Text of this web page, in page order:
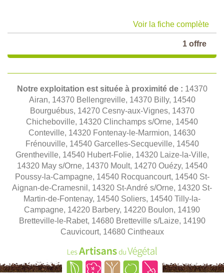
Voir la fiche complète
1 offre
Notre exploitation est située à proximité de : 14370
Airan, 14370 Bellengreville, 14370 Billy, 14540
Bourguébus, 14270 Cesny-aux-Vignes, 14370
Chicheboville, 14320 Clinchamps s/Orne, 14540
Conteville, 14320 Fontenay-le-Marmion, 14630
Frénouville, 14540 Garcelles-Secqueville, 14540
Grentheville, 14540 Hubert-Folie, 14320 Laize-la-Ville,
14320 May s/Orne, 14370 Moult, 14270 Ouézy, 14540
Poussy-la-Campagne, 14540 Rocquancourt, 14540 St-
Aignan-de-Cramesnil, 14320 St-André s/Orne, 14320 St-
Martin-de-Fontenay, 14540 Soliers, 14540 Tilly-la-
Campagne, 14220 Barbery, 14220 Boulon, 14190
Bretteville-le-Rabet, 14680 Bretteville s/Laize, 14190
Cauvicourt, 14680 Cintheaux